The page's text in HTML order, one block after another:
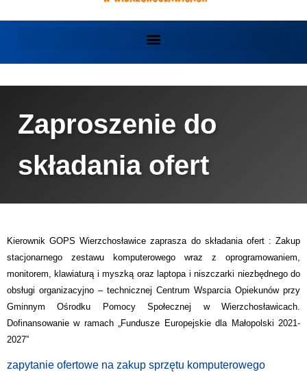
Zaproszenie do
składania ofert
Kierownik GOPS Wierzchosławice zaprasza do składania ofert : Zakup
stacjonarnego zestawu komputerowego wraz z oprogramowaniem,
monitorem, klawiaturą i myszką oraz laptopa i niszczarki niezbędnego do
obsługi organizacyjno – technicznej Centrum Wsparcia Opiekunów przy
Gminnym Ośrodku Pomocy Społecznej w Wierzchosławicach.
Dofinansowanie w ramach „Fundusze Europejskie dla Małopolski 2021-
2027”
zapytanie ofertowe na zakup sprzętu komputerowego